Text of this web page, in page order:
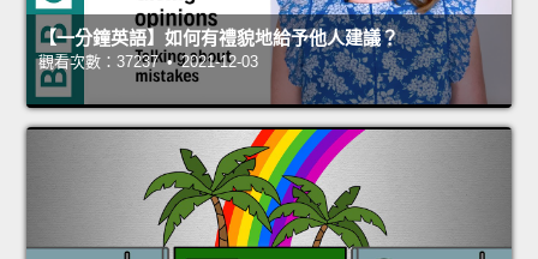
【一分鐘英語】如何有禮貌地給予他人建議？
觀看次數：37237 • 2021-12-03